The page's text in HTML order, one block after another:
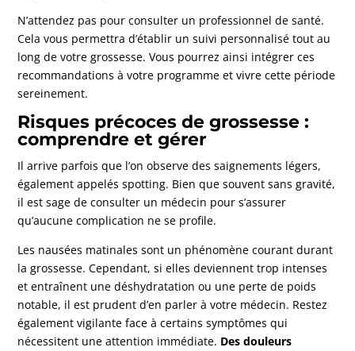
N’attendez pas pour consulter un professionnel de santé.
Cela vous permettra d’établir un suivi personnalisé tout au
long de votre grossesse. Vous pourrez ainsi intégrer ces
recommandations à votre programme et vivre cette période
sereinement.
Risques précoces de grossesse :
comprendre et gérer
Il arrive parfois que l’on observe des saignements légers,
également appelés spotting. Bien que souvent sans gravité,
il est sage de consulter un médecin pour s’assurer
qu’aucune complication ne se profile.
Les nausées matinales sont un phénomène courant durant
la grossesse. Cependant, si elles deviennent trop intenses
et entraînent une déshydratation ou une perte de poids
notable, il est prudent d’en parler à votre médecin. Restez
également vigilante face à certains symptômes qui
nécessitent une attention immédiate. Des douleurs